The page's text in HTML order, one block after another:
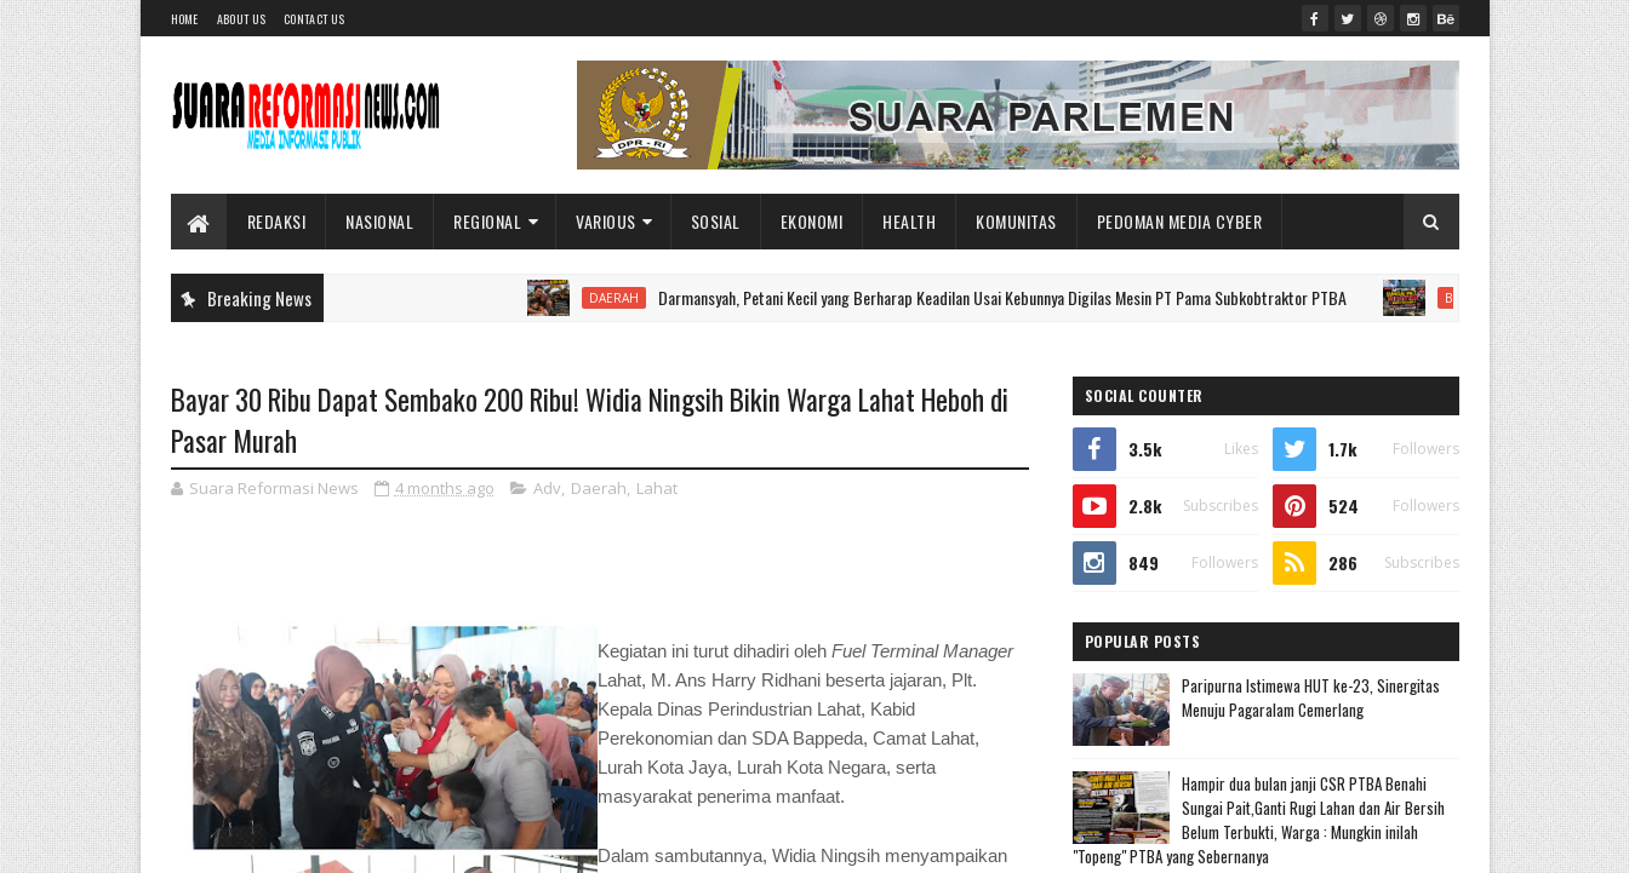
HOME ABOUT US CONTACT US
REDAKSI NASIONAL REGIONAL VARIOUS SOSIAL EKONOMI HEALTH KOMUNITAS PEDOMAN MEDIA CYBER
Breaking News DAERAH Darmansyah, Petani Kecil yang Berharap Keadilan Usai Kebunnya Digilas Mesin PT Pama Subkobtraktor PTBA BERITA Empat Tahun Lebih Sungai
Bayar 30 Ribu Dapat Sembako 200 Ribu! Widia Ningsih Bikin Warga Lahat Heboh di
Pasar Murah
Suara Reformasi News 4 months ago Adv, Daerah, Lahat
​Kegiatan ini turut dihadiri olehFuel Terminal Manager
Lahat, M. Ans Harry Ridhani beserta jajaran, Plt.
Kepala Dinas Perindustrian Lahat, Kabid
Perekonomian dan SDA Bappeda, Camat Lahat,
Lurah Kota Jaya, Lurah Kota Negara, serta
masyarakat penerima manfaat.
​​Dalam sambutannya, Widia Ningsih menyampaikan
SOCIAL COUNTER
3.5k Likes 1.7k Followers
2.8k Subscribes 524 Followers
849 Followers 286 Subscribes
POPULAR POSTS
Paripurna Istimewa HUT ke-23, Sinergitas
Menuju Pagaralam Cemerlang
Hampir dua bulan janji CSR PTBA Benahi
Sungai Pait,Ganti Rugi Lahan dan Air Bersih
Belum Terbukti, Warga : Mungkin inilah
"Topeng" PTBA yang Sebernanya